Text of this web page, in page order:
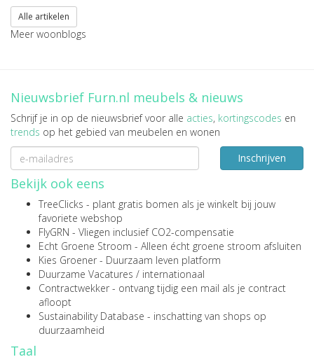
Alle artikelen
Meer woonblogs
Nieuwsbrief Furn.nl meubels & nieuws
Schrijf je in op de nieuwsbrief voor alle acties, kortingscodes en
trends op het gebied van meubelen en wonen
Inschrijven
Bekijk ook eens
TreeClicks - plant gratis bomen als je winkelt bij jouw
favoriete webshop
FlyGRN - Vliegen inclusief CO2-compensatie
Echt Groene Stroom - Alleen écht groene stroom afsluiten
Kies Groener - Duurzaam leven platform
Duurzame Vacatures / internationaal
Contractwekker - ontvang tijdig een mail als je contract
afloopt
Sustainability Database - inschatting van shops op
duurzaamheid
Taal